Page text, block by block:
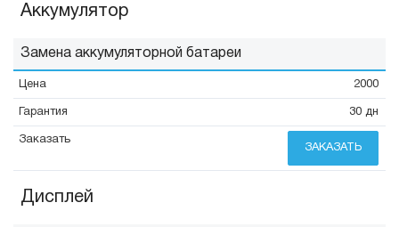
Аккумулятор
Замена аккумуляторной батареи
2000
30 дн
ЗАКАЗАТЬ
Дисплей